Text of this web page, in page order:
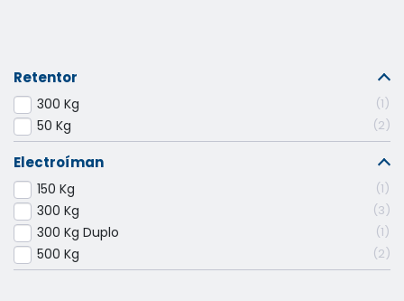
Retentor
300 Kg 1
50 Kg 2
Electroíman
150 Kg 1
300 Kg 3
300 Kg Duplo 1
500 Kg 2